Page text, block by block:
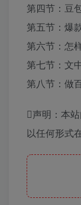
第四节：豆
第五节：爆
第六节：怎
第七节：文
第八节：做
声明：本
以任何形式